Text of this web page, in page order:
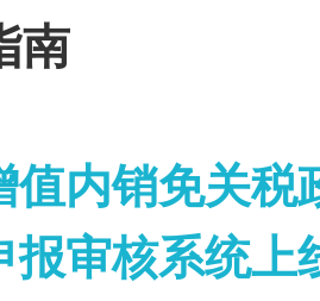
南
值内销免关税
报审核系统上